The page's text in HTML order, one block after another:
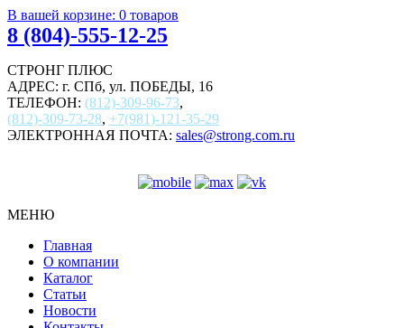
В вашей корзине: 0 товаров
8 (804)-555-12-25
СТРОНГ ПЛЮС
АДРЕС: г. СПб, ул. ПОБЕДЫ, 16
ТЕЛЕФОН: (812)-309-96-73,
(812)-309-73-28, +7(981)-121-35-29
ЭЛЕКТРОННАЯ ПОЧТА: sales@strong.com.ru
МЕНЮ
Главная
О компании
Каталог
Статьи
Новости